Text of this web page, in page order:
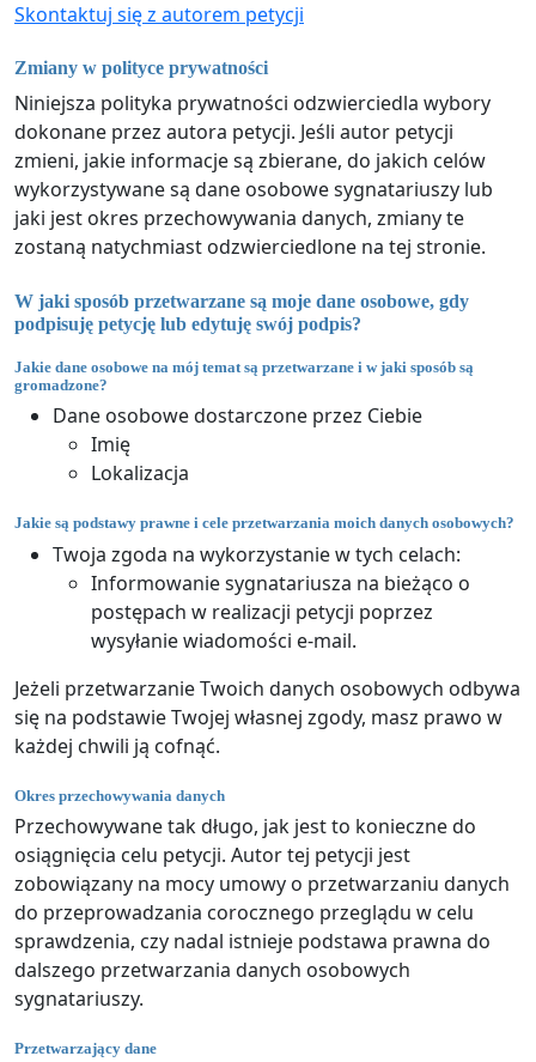
Skontaktuj się z autorem petycji
Zmiany w polityce prywatności
Niniejsza polityka prywatności odzwierciedla wybory
dokonane przez autora petycji. Jeśli autor petycji
zmieni, jakie informacje są zbierane, do jakich celów
wykorzystywane są dane osobowe sygnatariuszy lub
jaki jest okres przechowywania danych, zmiany te
zostaną natychmiast odzwierciedlone na tej stronie.
W jaki sposób przetwarzane są moje dane osobowe, gdy
podpisuję petycję lub edytuję swój podpis?
Jakie dane osobowe na mój temat są przetwarzane i w jaki sposób są
gromadzone?
Dane osobowe dostarczone przez Ciebie
Imię
Lokalizacja
Jakie są podstawy prawne i cele przetwarzania moich danych osobowych?
Twoja zgoda na wykorzystanie w tych celach:
Informowanie sygnatariusza na bieżąco o
postępach w realizacji petycji poprzez
wysyłanie wiadomości e-mail.
Jeżeli przetwarzanie Twoich danych osobowych odbywa
się na podstawie Twojej własnej zgody, masz prawo w
każdej chwili ją cofnąć.
Okres przechowywania danych
Przechowywane tak długo, jak jest to konieczne do
osiągnięcia celu petycji. Autor tej petycji jest
zobowiązany na mocy umowy o przetwarzaniu danych
do przeprowadzania corocznego przeglądu w celu
sprawdzenia, czy nadal istnieje podstawa prawna do
dalszego przetwarzania danych osobowych
sygnatariuszy.
Przetwarzający dane